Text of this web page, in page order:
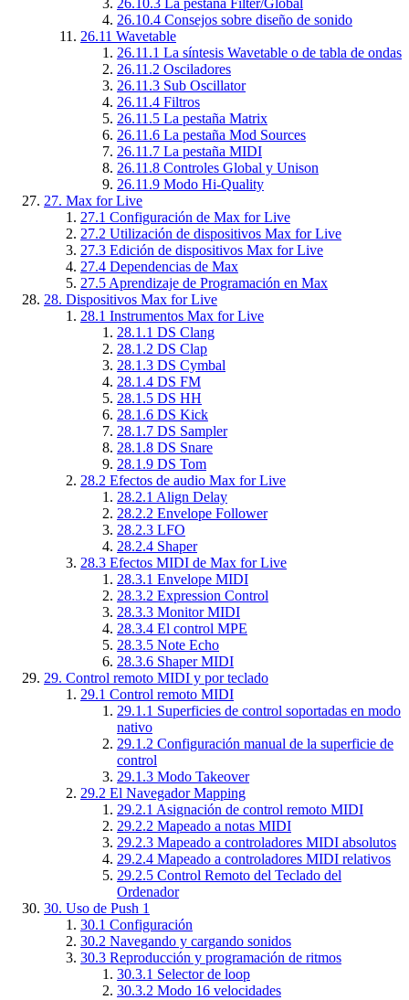
26.10.3 La pestaña Filter/Global
26.10.4 Consejos sobre diseño de sonido
26.11 Wavetable
26.11.1 La síntesis Wavetable o de tabla de ondas
26.11.2 Osciladores
26.11.3 Sub Oscillator
26.11.4 Filtros
26.11.5 La pestaña Matrix
26.11.6 La pestaña Mod Sources
26.11.7 La pestaña MIDI
26.11.8 Controles Global y Unison
26.11.9 Modo Hi-Quality
27. Max for Live
27.1 Configuración de Max for Live
27.2 Utilización de dispositivos Max for Live
27.3 Edición de dispositivos Max for Live
27.4 Dependencias de Max
27.5 Aprendizaje de Programación en Max
28. Dispositivos Max for Live
28.1 Instrumentos Max for Live
28.1.1 DS Clang
28.1.2 DS Clap
28.1.3 DS Cymbal
28.1.4 DS FM
28.1.5 DS HH
28.1.6 DS Kick
28.1.7 DS Sampler
28.1.8 DS Snare
28.1.9 DS Tom
28.2 Efectos de audio Max for Live
28.2.1 Align Delay
28.2.2 Envelope Follower
28.2.3 LFO
28.2.4 Shaper
28.3 Efectos MIDI de Max for Live
28.3.1 Envelope MIDI
28.3.2 Expression Control
28.3.3 Monitor MIDI
28.3.4 El control MPE
28.3.5 Note Echo
28.3.6 Shaper MIDI
29. Control remoto MIDI y por teclado
29.1 Control remoto MIDI
29.1.1 Superficies de control soportadas en modo
nativo
29.1.2 Configuración manual de la superficie de
control
29.1.3 Modo Takeover
29.2 El Navegador Mapping
29.2.1 Asignación de control remoto MIDI
29.2.2 Mapeado a notas MIDI
29.2.3 Mapeado a controladores MIDI absolutos
29.2.4 Mapeado a controladores MIDI relativos
29.2.5 Control Remoto del Teclado del
Ordenador
30. Uso de Push 1
30.1 Configuración
30.2 Navegando y cargando sonidos
30.3 Reproducción y programación de ritmos
30.3.1 Selector de loop
30.3.2 Modo 16 velocidades